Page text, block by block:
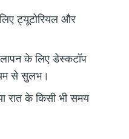
ट्यूटोरियल और
के लिए डेस्कटॉप
से सुलभ।
रात के किसी भी समय